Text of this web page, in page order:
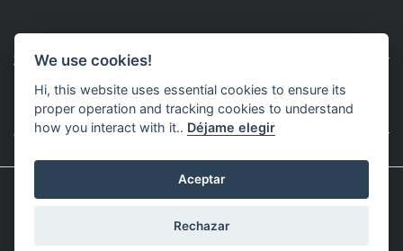
Sobre Nosotros
Contacto
© 2025 CasaSmart.uy. Todos Los Derechos Reservados.
Sitio Web Realizado Por Hashtag.
We use cookies!
Hi, this website uses essential cookies to ensure its
proper operation and tracking cookies to understand
how you interact with it.. Déjame elegir
Aceptar
Rechazar